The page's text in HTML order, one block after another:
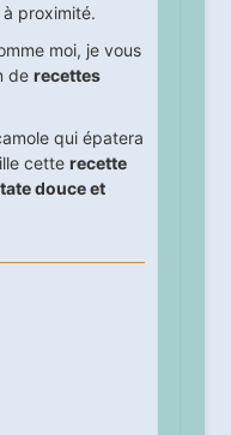
proximité.
moi, je vous
de recettes
qui épatera
cette recette
douce et